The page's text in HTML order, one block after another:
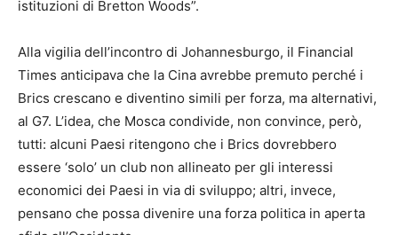
istituzioni di Bretton Woods”.
Alla vigilia dell’incontro di Johannesburgo, il Financial
Times anticipava che la Cina avrebbe premuto perché i
Brics crescano e diventino simili per forza, ma alternativi,
al G7. L’idea, che Mosca condivide, non convince, però,
tutti: alcuni Paesi ritengono che i Brics dovrebbero
essere ‘solo’ un club non allineato per gli interessi
economici dei Paesi in via di sviluppo; altri, invece,
pensano che possa divenire una forza politica in aperta